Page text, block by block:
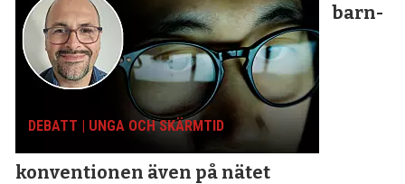
DEBATT | UNGA OCH SKÄRMTID
barn­
konventionen även på nätet